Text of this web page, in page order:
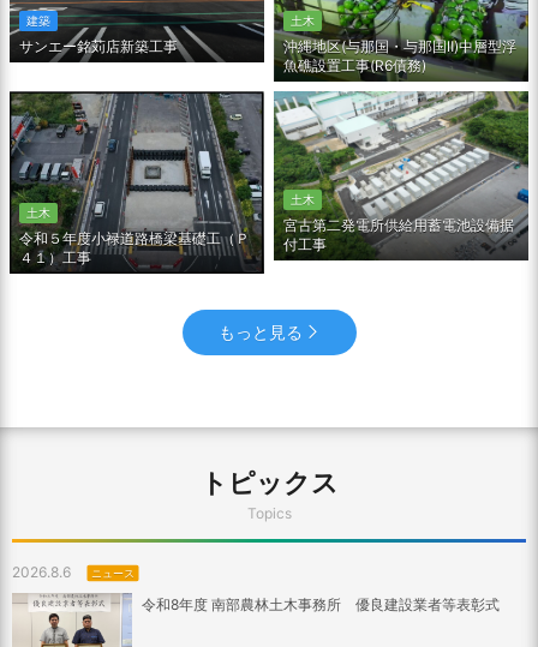
建築
サンエー銘苅店新築工事
土木
沖縄地区(与那国・与那国Ⅱ)中層型浮
魚礁設置工事(R6債務)
土木
令和５年度小禄道路橋梁基礎工（Ｐ
４１）工事
土木
宮古第二発電所供給用蓄電池設備据
付工事
もっと見る
トピックス
Topics
2026.8.6 ニュース
令和8年度 南部農林土木事務所 優良建設業者等表彰式